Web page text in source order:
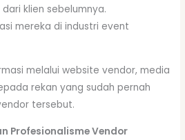
klien sebelumnya.
mereka di industri event
melalui website vendor, media
rekan yang sudah pernah
tersebut.
Profesionalisme Vendor